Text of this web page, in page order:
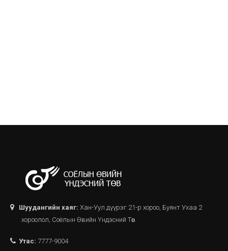
Шуудангийн хаяг: Хан-Уул дүүрэг 21-р хороо, Буянт Ухаа 2
хороолол, Соёлын Өвийн Үндэсний Төв
Утас: 7777-9004